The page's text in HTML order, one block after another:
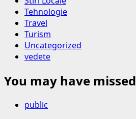
Tehnologie
Travel
Turism
Uncategorized
vedete
You may have missed
public